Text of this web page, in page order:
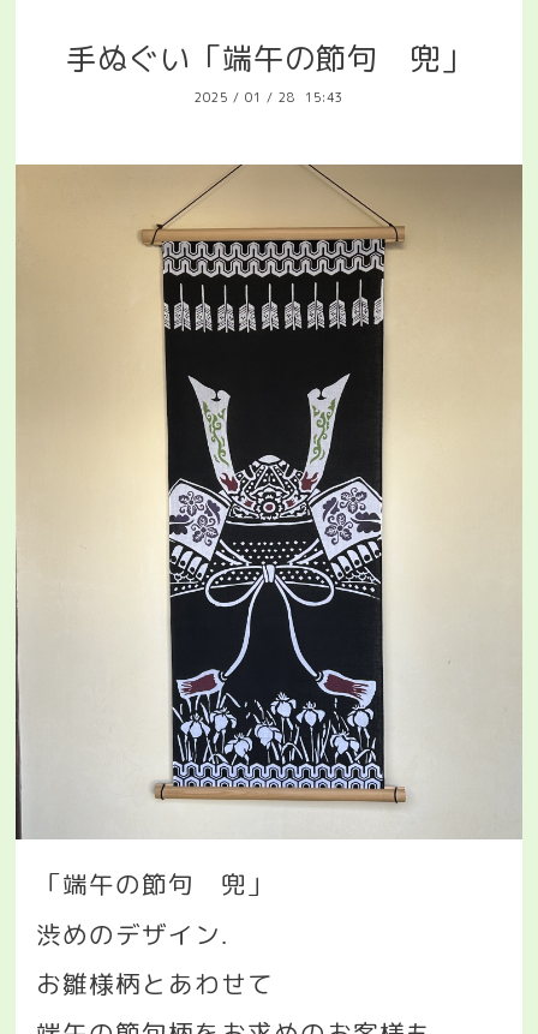
手ぬぐい「端午の節句 兜」
2025 / 01 / 28 15:43
「端午の節句 兜」
渋めのデザイン.
お雛様柄とあわせて